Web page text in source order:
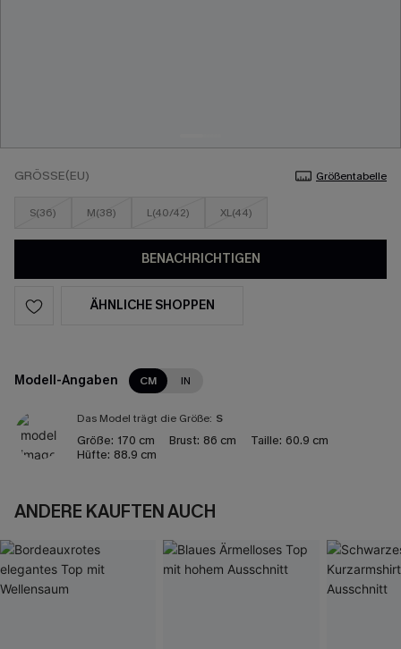
GRÖSSE(EU) Größentabelle
S(36) M(38) L(40/42) XL(44)
BENACHRICHTIGEN
ÄHNLICHE SHOPPEN
Modell-Angaben CM IN
Das Model trägt die Größe: S
Größe: 170 cm Brust: 86 cm Taille: 60.9 cm
Hüfte: 88.9 cm
ANDERE KAUFTEN AUCH